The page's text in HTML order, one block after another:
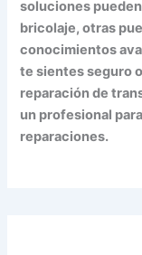
soluciones
bricolaje, otras
conocimientos
te sientes seguro
reparación de
un profesional
reparaciones.